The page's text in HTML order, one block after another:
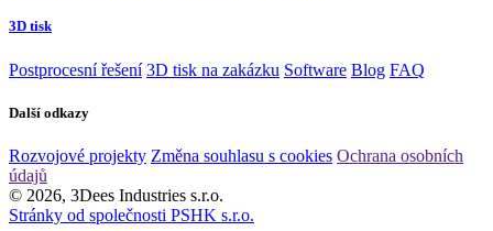
3D tisk
Postprocesní řešení 3D tisk na zakázku Software Blog FAQ
Další odkazy
Rozvojové projekty Změna souhlasu s cookies Ochrana osobních
údajů
© 2026, 3Dees Industries s.r.o.
Stránky od společnosti PSHK s.r.o.